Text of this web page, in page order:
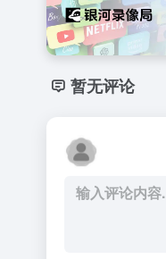
暂无评论